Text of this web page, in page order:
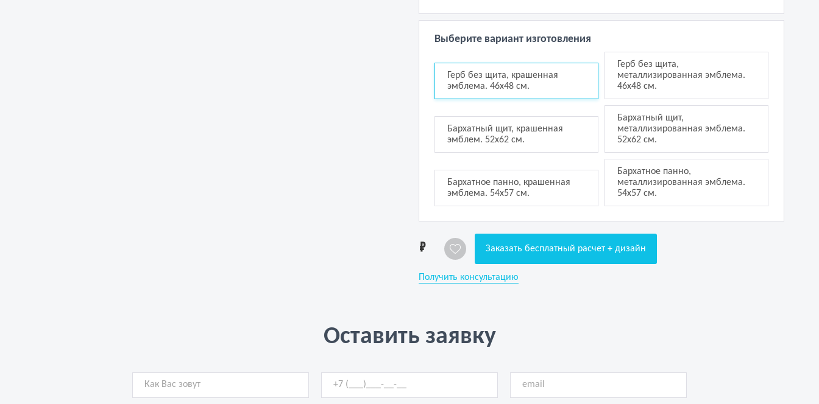
Выберите вариант изготовления
Герб без щита, крашенная
эмблема. 46х48 см.
Герб без щита,
металлизированная эмблема.
46х48 см.
Бархатный щит, крашенная
эмблем. 52х62 см.
Бархатный щит,
металлизированная эмблема.
52х62 см.
Бархатное панно, крашенная
эмблема. 54х57 см.
Бархатное панно,
металлизированная эмблема.
54х57 см.
1 Заказать бесплатный расчет + дизайн
Получить консультацию
Оставить заявку